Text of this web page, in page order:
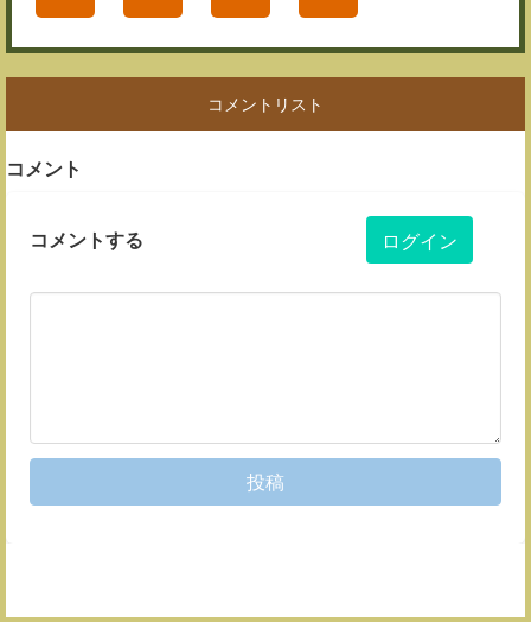
コメントリスト
コメント
コメントする ログイン
投稿